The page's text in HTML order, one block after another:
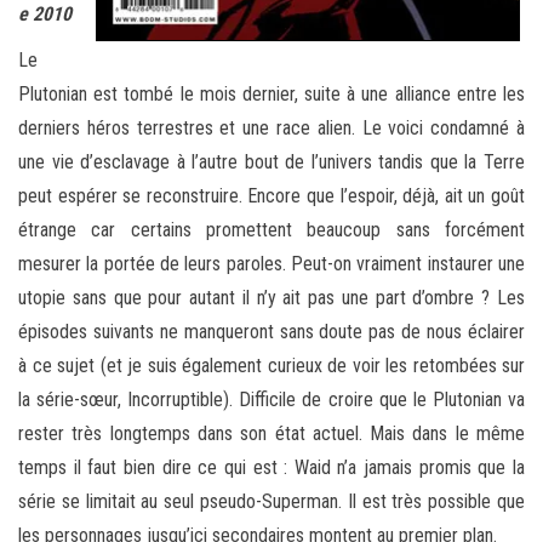
e 2010
Le
Plutonian est tombé le mois dernier, suite à une alliance entre les
derniers héros terrestres et une race alien. Le voici condamné à
une vie d’esclavage à l’autre bout de l’univers tandis que la Terre
peut espérer se reconstruire. Encore que l’espoir, déjà, ait un goût
étrange car certains promettent beaucoup sans forcément
mesurer la portée de leurs paroles. Peut-on vraiment instaurer une
utopie sans que pour autant il n’y ait pas une part d’ombre ? Les
épisodes suivants ne manqueront sans doute pas de nous éclairer
à ce sujet (et je suis également curieux de voir les retombées sur
la série-sœur, Incorruptible). Difficile de croire que le Plutonian va
rester très longtemps dans son état actuel. Mais dans le même
temps il faut bien dire ce qui est : Waid n’a jamais promis que la
série se limitait au seul pseudo-Superman. Il est très possible que
les personnages jusqu’ici secondaires montent au premier plan.